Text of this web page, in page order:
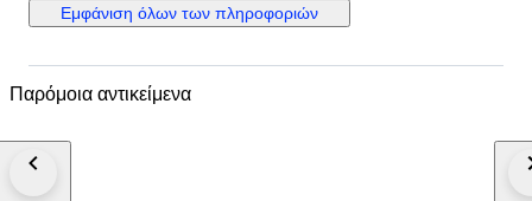
onze motorfietsen kunnen voor het einde van de veiling bij ons in
Grubbenvorst (NL) bekeken worden. De Ariel wordt geleverd zonder accu
Εμφάνιση όλων των πληροφοριών
Παρόμοια αντικείμενα